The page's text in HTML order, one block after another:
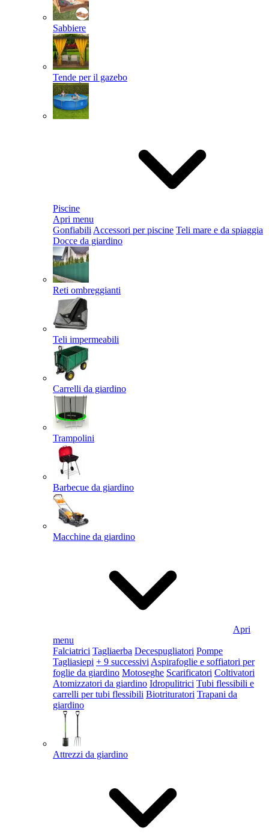
Sabbiere
Tende per il gazebo
Piscine
Apri menu
Gonfiabili Accessori per piscine Teli mare e da spiaggia
Docce da giardino
Reti ombreggianti
Teli impermeabili
Carrelli da giardino
Trampolini
Barbecue da giardino
Macchine da giardino
Apri
menu
Falciatrici Tagliaerba Decespugliatori Pompe
Tagliasiepi + 9 successivi Aspirafoglie e soffiatori per
foglie da giardino Motoseghe Scarificatori Coltivatori
Atomizzatori da giardino Idropulitrici Tubi flessibili e
carrelli per tubi flessibili Biotrituratori Trapani da
giardino
Attrezzi da giardino